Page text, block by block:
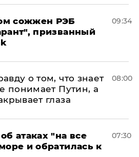
сожжен РЭБ
призванный
09:34
о том, что знает
понимает Путин, а
глаза
08:00
атаках "на все
и обратилась к
07:30